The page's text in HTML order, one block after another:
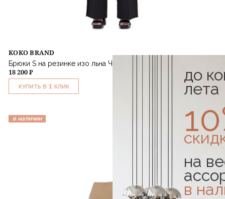
KOKO BRAND
Брюки S на резинке изо льна Черный
18 200 ₽
КУПИТЬ В 1 КЛИК
в наличии
до
лета
на
в